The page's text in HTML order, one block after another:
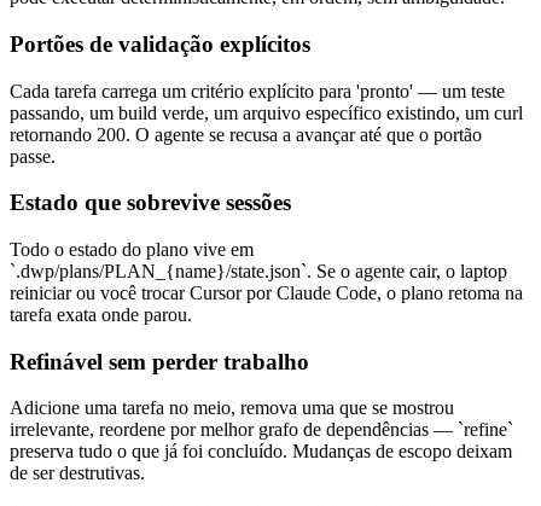
Portões de validação explícitos
Cada tarefa carrega um critério explícito para 'pronto' — um teste
passando, um build verde, um arquivo específico existindo, um curl
retornando 200. O agente se recusa a avançar até que o portão
passe.
Estado que sobrevive sessões
Todo o estado do plano vive em
`.dwp/plans/PLAN_{name}/state.json`. Se o agente cair, o laptop
reiniciar ou você trocar Cursor por Claude Code, o plano retoma na
tarefa exata onde parou.
Refinável sem perder trabalho
Adicione uma tarefa no meio, remova uma que se mostrou
irrelevante, reordene por melhor grafo de dependências — `refine`
preserva tudo o que já foi concluído. Mudanças de escopo deixam
de ser destrutivas.